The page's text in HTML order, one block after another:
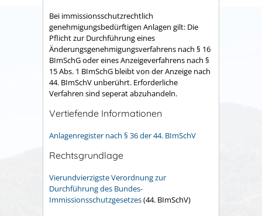
Bei immissionsschutzrechtlich
genehmigungsbedürftigen Anlagen gilt: Die
Pflicht zur Durchführung eines
Änderungsgenehmigungsverfahrens nach § 16
BImSchG oder eines Anzeigeverfahrens nach §
15 Abs. 1 BImSchG bleibt von der Anzeige nach
44. BImSchV unberührt. Erforderliche
Verfahren sind seperat abzuhandeln.
Vertiefende Informationen
Anlagenregister nach § 36 der 44. BImSchV
Rechtsgrundlage
Vierundvierzigste Verordnung zur
Durchführung des Bundes-
Immissionsschutzgesetzes(44. BImSchV)